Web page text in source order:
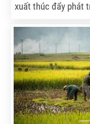
xuất thúc đẩy phát
Chính sách và
hợp với Câu Lạc Bộ
(DAA) tổ chức hội
đẩy phát triển nông
Nam”.